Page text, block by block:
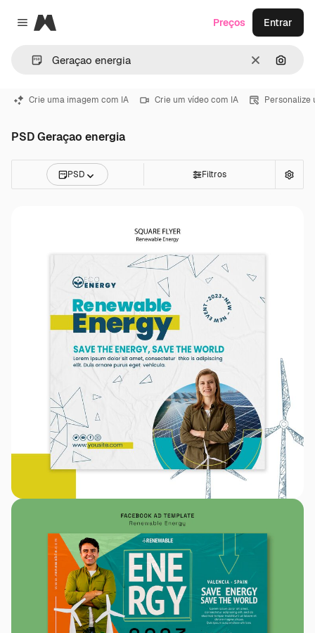
Close menu
Magnific
Limpar
Preços Entrar
Crie uma imagem com IA Crie um vídeo com IA Personalize
PSD Geraçao energia
PSD Filtros